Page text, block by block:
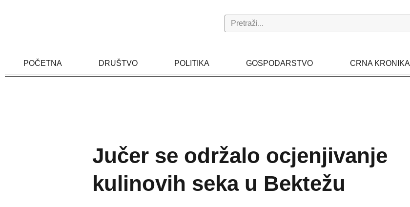
Search
POČETNA DRUŠTVO POLITIKA GOSPODARSTVO CRNA KRONIKA
Jučer se održalo ocjenjivanje
kulinovih seka u Bektežu